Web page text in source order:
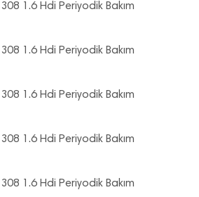
1.6 Hdi Periyodik Bakım
1.6 Hdi Periyodik Bakım
1.6 Hdi Periyodik Bakım
1.6 Hdi Periyodik Bakım
1.6 Hdi Periyodik Bakım